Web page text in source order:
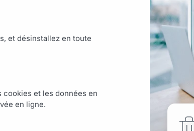
et désinstallez en toute
et les données en
en ligne.